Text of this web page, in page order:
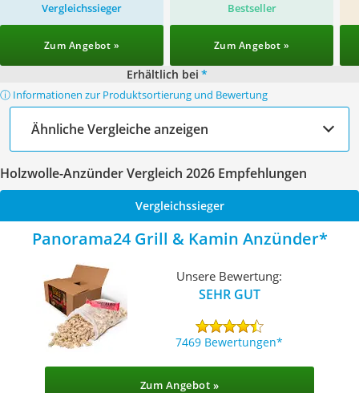
Vergleichssieger
Zum Angebot »
Bestseller
Zum Angebot »
Erhältlich bei *
ⓘ Informationen zur Produktsortierung und Bewertung
Ähnliche Vergleiche anzeigen
Holzwolle-Anzünder Vergleich 2026 Empfehlungen
Vergleichssieger
Panorama24 Grill & Kamin Anzünder
Unsere Bewertung:
SEHR GUT
7469 Bewertungen
Zum Angebot »